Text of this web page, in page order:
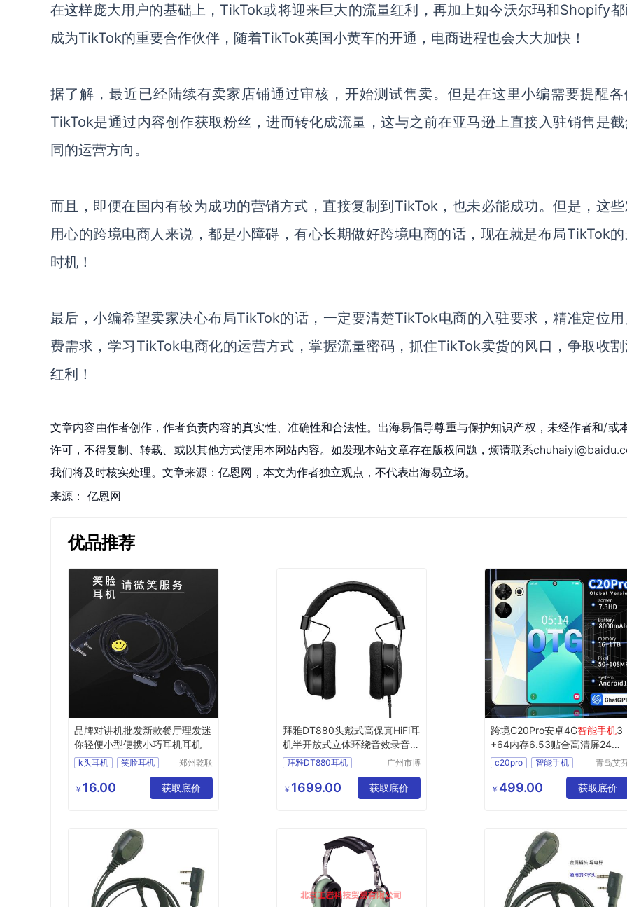
在这样庞大用户的基础上， TikTok或将迎来巨大的流量红利，再加上如今沃尔玛和Shopify
成为TikTok的重要合作伙伴 ， 随着TikTok英国小黄车的开通，电商进程也会大大加快！
据了解，最近已经陆续有卖家店铺通过审核，开始测试售卖。但是在这里小编需要提醒各
TikTok是通过内容创作获取粉丝，进而转化成流量，这与之前在亚马逊上直接入驻销售是
同的运营方向。
而且，即便在国内有较为成功的营销方式，直接复制到 TikTok，也未必能成功。但是， 这些
用心的跨境电商人来说，都是小障碍，有心长期做好跨境电商的话，现在就是布局TikTok的
时机！
最后，小编希望卖家决心布局TikTok的话，一定要清楚TikTok电商的入驻要求，精准定位
费需求，学习TikTok电商化的运营方式，掌握流量密码，抓住TikTok卖货的风口 ， 争取收
红利 ！
文章内容由作者创作，作者负责内容的真实性、准确性和合法性。出海易倡导尊重与保护知识产权，未经作者和/或
许可，不得复制、转载、或以其他方式使用本网站内容。如发现本站文章存在版权问题，烦请联系
我们将及时核实处理。文章来源：亿恩网，本文为作者独立观点，不代表出海易立场。
来源： 亿恩网
优品推荐
品牌对讲机批发新款餐厅理发迷
你轻便小型便携小巧耳机耳机
k头耳机
笑脸耳机
郑州乾联
技有限公
司
￥ 16.00 获取底价
拜雅DT880头戴式高保真HiFi耳
机半开放式立体环绕音效录音棚
设备
拜雅DT880耳机
拜雅DT990监听耳机
高保真HiFi耳机
广州市博
限公司
￥ 1699.00 获取底价
跨境C20Pro安卓4G智能手机3
+64内存6.53贴合高清屏24新
款外贸手机
c20pro
智能手机
青岛艾
限公司
￥ 499.00 获取底价